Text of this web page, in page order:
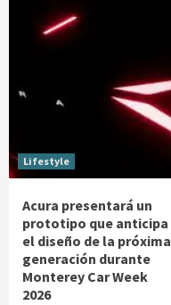
Lifestyle
Acura presentará un
prototipo que anticipa
el diseño de la próxima
generación durante
Monterey Car Week
2026